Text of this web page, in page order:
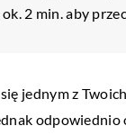
2 min. aby
jednym z
odpowiednio